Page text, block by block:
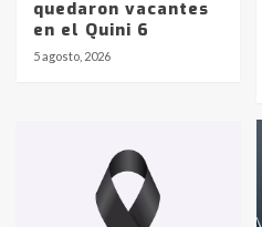
quedaron vacantes
en el Quini 6
5 agosto, 2026
Identidad de
pampeanos
en la mañana
Accidente en